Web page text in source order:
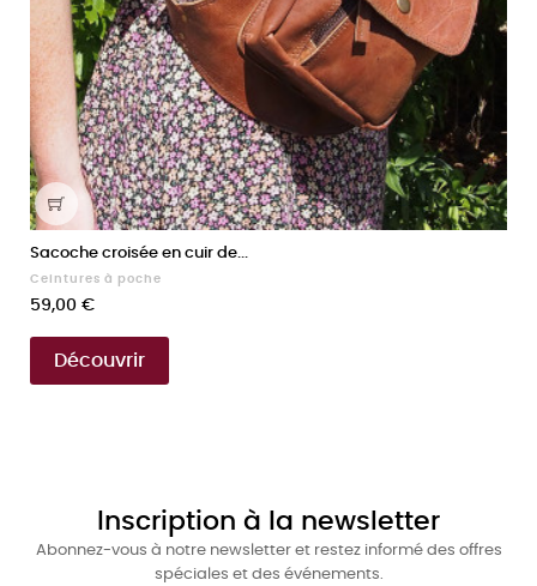
Sacoche croisée en cuir de...
Ceintures à poche
Prix
59,00 €
Découvrir
Inscription à la newsletter
Abonnez-vous à notre newsletter et restez informé des offres
spéciales et des événements.